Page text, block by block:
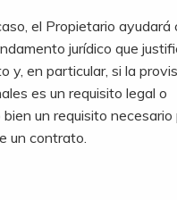
el Propietario ayudará
jurídico que
y, en particular, si la
es un requisito legal o
un requisito necesario
un contrato.